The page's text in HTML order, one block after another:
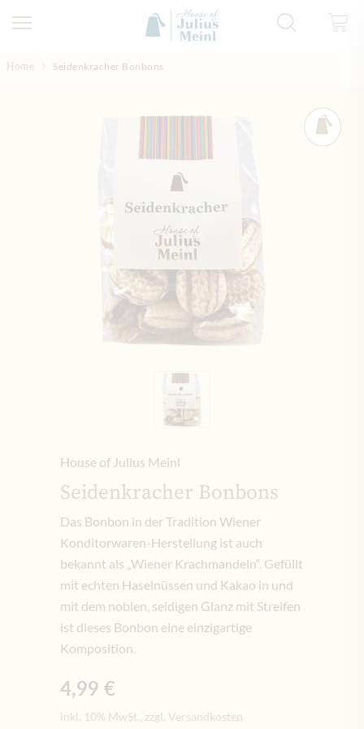
Home Seidenkracher Bonbons
House of Julius Meinl
Seidenkracher Bonbons
Das Bonbon in der Tradition Wiener
Konditorwaren-Herstellung ist auch
bekannt als „Wiener Krachmandeln“. Gefüllt
mit echten Haselnüssen und Kakao in und
mit dem noblen, seidigen Glanz mit Streifen
ist dieses Bonbon eine einzigartige
Komposition.
4,99 €
inkl. 10% MwSt., zzgl. Versandkosten